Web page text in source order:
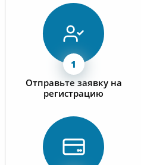
Отправьте заявку на
регистрацию